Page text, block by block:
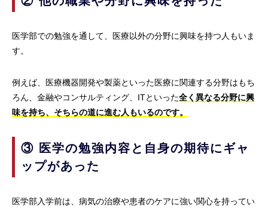
医学部での勉強を通して、医療以外の分野に興味を持つ人もいま
す。
例えば、医療機器開発や製薬といった医療に関連する分野はもち
ろん、金融やコンサルティング、ITといった全く異なる分野に興
味を持ち、そちらの道に進む人もいるのです。
③ 医学の勉強内容と自身の期待にギャ
ップがあった
医学部入学前は、病気の治療や患者のケアに強い関心を持ってい